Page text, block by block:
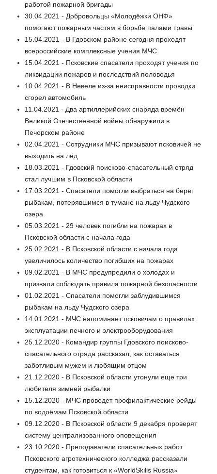
работой пожарной бригады
30.04.2021 - Добровольцы «Молодёжки ОНФ»
помогают пожарным частям в борьбе палами травы
15.04.2021 - В Гдовском районе сегодня проходят
всероссийские комплексные учения МЧС
15.04.2021 - Псковские спасатели проходят учения по
ликвидации пожаров и последствий половодья
10.04.2021 - В Невеле из-за неисправности проводки
сгорел автомобиль
11.04.2021 - Два артиллерийских снаряда времён
Великой Отечественной войны обнаружили в
Печорском районе
02.04.2021 - Сотрудники МЧС призывают псковичей не
выходить на лёд
18.03.2021 - Гдовский поисково-спасательный отряд
стал лучшим в Псковской области
17.03.2021 - Спасатели помогли выбраться на берег
рыбакам, потерявшимся в тумане на льду Чудского
озера
05.03.2021 - 29 человек погибли на пожарах в
Псковской области с начала года
25.02.2021 - В Псковской области с начала года
увеличилось количество погибших на пожарах
09.02.2021 - В МЧС предупредили о холодах и
призвали соблюдать правила пожарной безопасности
01.02.2021 - Спасатели помогли заблудившимся
рыбакам на льду Чудского озера
14.01.2021 - МЧС напоминает псковичам о правилах
эксплуатации печного и электрооборудования
25.12.2020 - Командир группы Гдовского поисково-
спасательного отряда рассказал, как оставаться
заботливым мужем и любящим отцом
21.12.2020 - В Псковской области утонули еще три
любителя зимней рыбалки
15.12.2020 - МЧС проведет профилактические рейды
по водоёмам Псковской области
09.12.2020 - В Псковской области 9 декабря проверят
систему централизованного оповещения
23.10.2020 - Преподаватели спасательных работ
Псковского агротехнического колледжа рассказали
студентам, как готовиться к «WorldSkills Russia»